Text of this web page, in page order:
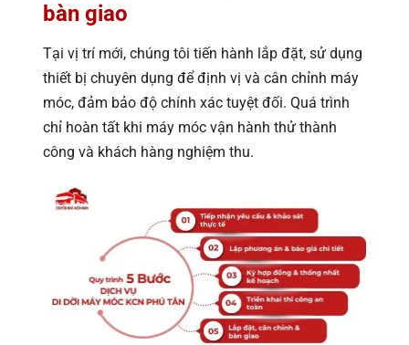
bàn giao
Tại vị trí mới, chúng tôi tiến hành lắp đặt, sử dụng
thiết bị chuyên dụng để định vị và cân chỉnh máy
móc, đảm bảo độ chính xác tuyệt đối. Quá trình
chỉ hoàn tất khi máy móc vận hành thử thành
công và khách hàng nghiệm thu.